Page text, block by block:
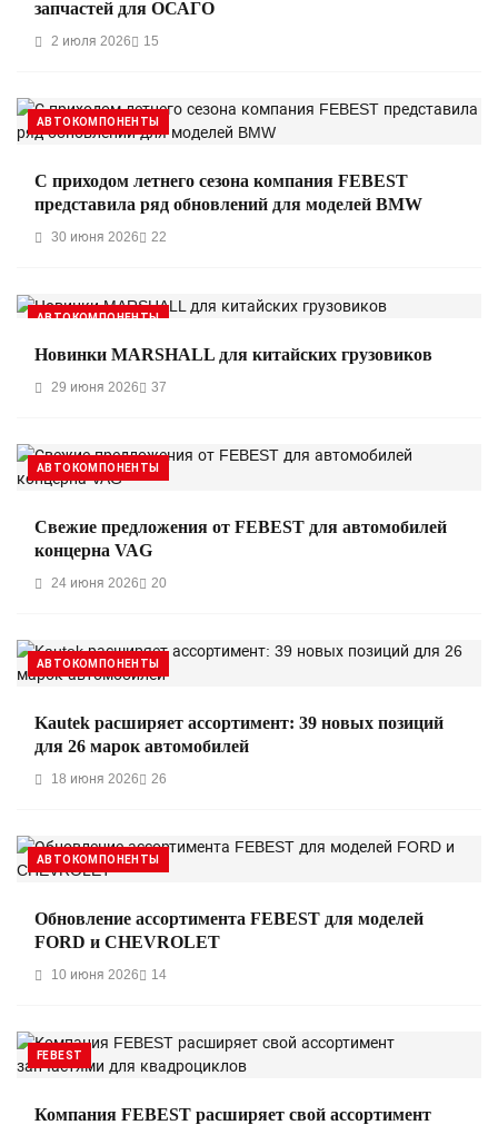
запчастей для ОСАГО
2 июля 2026 15
АВТОКОМПОНЕНТЫ
С приходом летнего сезона компания FEBEST
представила ряд обновлений для моделей BMW
30 июня 2026 22
АВТОКОМПОНЕНТЫ
Новинки MARSHALL для китайских грузовиков
29 июня 2026 37
АВТОКОМПОНЕНТЫ
Свежие предложения от FEBEST для автомобилей
концерна VAG
24 июня 2026 20
АВТОКОМПОНЕНТЫ
Kautek расширяет ассортимент: 39 новых позиций
для 26 марок автомобилей
18 июня 2026 26
АВТОКОМПОНЕНТЫ
Обновление ассортимента FEBEST для моделей
FORD и CHEVROLET
10 июня 2026 14
FEBEST
Компания FEBEST расширяет свой ассортимент